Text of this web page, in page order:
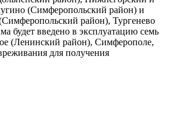
(Симферопольский район) и
район), Тургенево
будет введено в эксплуатацию семь
(Ленинский район), Симферополе,
для получения